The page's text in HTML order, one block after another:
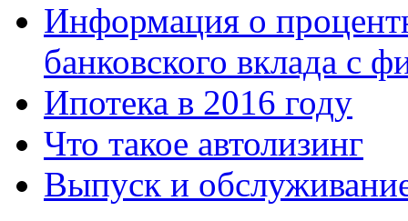
Информация о
банковского вклада с
Ипотека в 2016 году
Что такое автолизинг
Выпуск и